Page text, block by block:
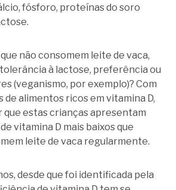
fósforo, proteínas do soro
não consomem leite de vaca,
à lactose, preferência ou
(veganismo, por exemplo)? Com
de alimentos ricos em vitamina D,
que estas crianças apresentam
vitamina D mais baixos que
leite de vaca regularmente.
desde que foi identificada pela